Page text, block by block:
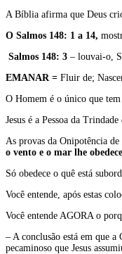
A Bíblia afirma que Deus
O Salmos 148: 1 a 14,
Salmos 148: 3 – louvai-o,
EMANAR = Fluir de;
O Homem é o único que
Jesus é a Pessoa da
As provas da Onipotência
o vento e o mar lhe
Só obedece o quê está
Você entende, após estas
Você entende AGORA o
– A conclusão está em que a
pecaminoso que Jesus